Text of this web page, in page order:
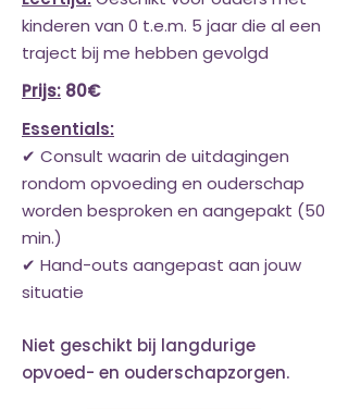
kinderen van 0 t.e.m. 5 jaar die al een
traject bij me hebben gevolgd
Prijs: 80€
Essentials:
✔ Consult waarin de uitdagingen
rondom opvoeding en ouderschap
worden besproken en aangepakt (50
min.)
✔ Hand-outs aangepast aan jouw
situatie
Niet geschikt bij langdurige
opvoed- en ouderschapzorgen.